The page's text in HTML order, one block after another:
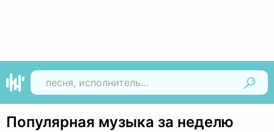
Популярная музыка за неделю